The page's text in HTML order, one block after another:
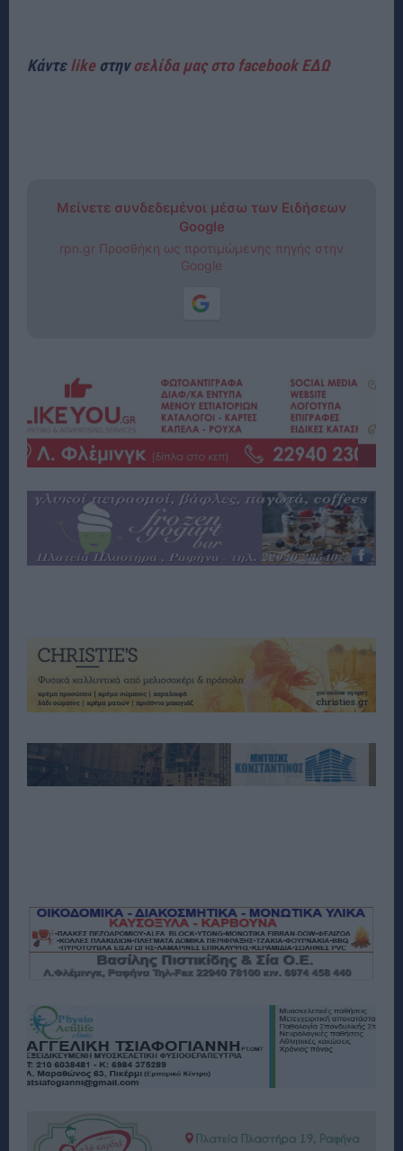
Κάντεlikeστηνσελίδα μας στο facebook ΕΔΩ
Μείνετε συνδεδεμένοι μέσω των Ειδήσεων
Google
rpn.gr Προσθήκη ως προτιμώμενης πηγής στην
Google